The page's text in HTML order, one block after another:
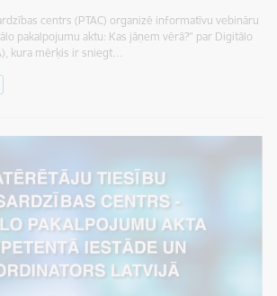
centrs (PTAC) organizē informatīvu vebināru
pakalpojumu aktu: Kas jāņem vērā?" par Digitālo
kura mērķis ir sniegt…